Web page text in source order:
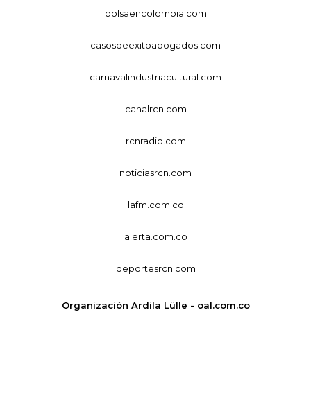
bolsaencolombia.com
casosdeexitoabogados.com
carnavalindustriacultural.com
canalrcn.com
rcnradio.com
noticiasrcn.com
lafm.com.co
alerta.com.co
deportesrcn.com
Organización Ardila Lülle - oal.com.co